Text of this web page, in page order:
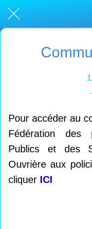
Pour accéder au
Fédération des
Publics et des
Ouvrière aux
cliquer ICI